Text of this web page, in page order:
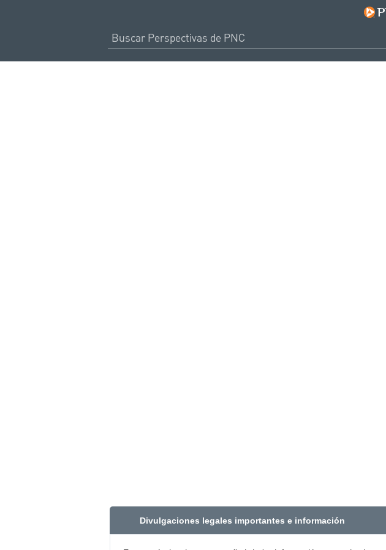
Divulgaciones legales importantes e información